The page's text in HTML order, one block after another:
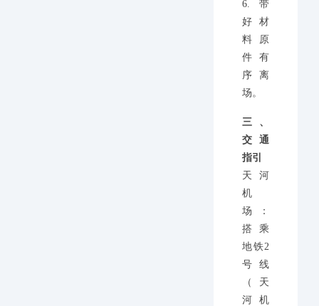
6.带
好材
料原
件有
序离
场。
三、
交通
指引
天河
机
场：
搭乘
地铁2
号线
（天
河机